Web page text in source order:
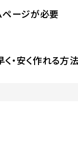
ページが必要
く・安く作れる方